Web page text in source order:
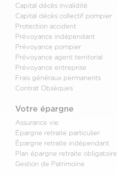
Capital décès invalidité
Capital décès collectif pompier
Protection accident
Prévoyance indépendant
Prévoyance pompier
Prévoyance agent territorial
Prévoyance entreprise
Frais généraux permanents
Contrat Obsèques
Votre épargne
Assurance vie
Épargne retraite particulier
Épargne retraite indépendant
Plan épargne retraite obligatoire
Gestion de Patrimoine